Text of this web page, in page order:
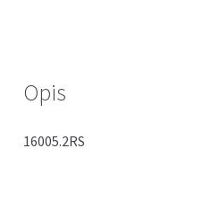
Opis
16005.2RS